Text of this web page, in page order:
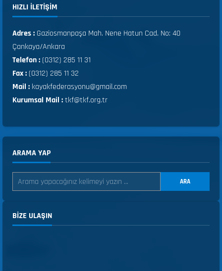
HIZLI ILETIŞIM
Adres : Gaziosmanpaşa Mah. Nene Hatun Cad. No: 40
Çankaya/Ankara
Telefon :(0312) 285 11 31
Fax :(0312) 285 11 32
Mail : kayakfederasyonu@gmail.com
Kurumsal Mail :tkf@tkf.org.tr
ARAMA YAP
ARA
BIZE ULAŞIN